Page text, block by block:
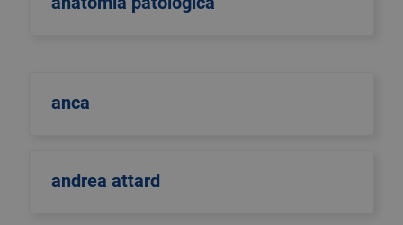
anca
andrea attard